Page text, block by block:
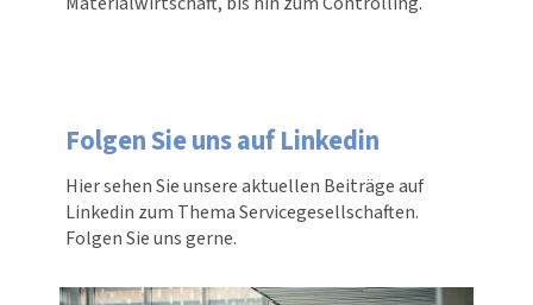
Folgen Sie uns auf Linkedin
Hier sehen Sie unsere aktuellen Beiträge auf
Linkedin zum Thema Service­ge­sell­schaften.
Folgen Sie uns gerne.